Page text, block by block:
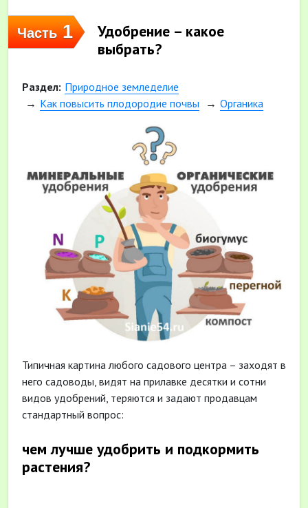
Часть1
Удобрение – какое
выбрать?
Раздел: Природное земледелие
Как повысить плодородие почвы
Органика
Типичная картина любого садового центра – заходят в
него садоводы, видят на прилавке десятки и сотни
видов удобрений, теряются и задают продавцам
стандартный вопрос:
чем лучше удобрить и подкормить
растения?